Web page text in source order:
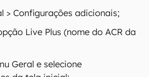
> Configurações adicionais;
Live Plus (nome do ACR da
Geral e selecione